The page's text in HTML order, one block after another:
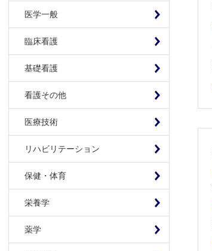
医学一般
臨床看護
基礎看護
看護その他
医療技術
リハビリテーション
保健・体育
栄養学
薬学